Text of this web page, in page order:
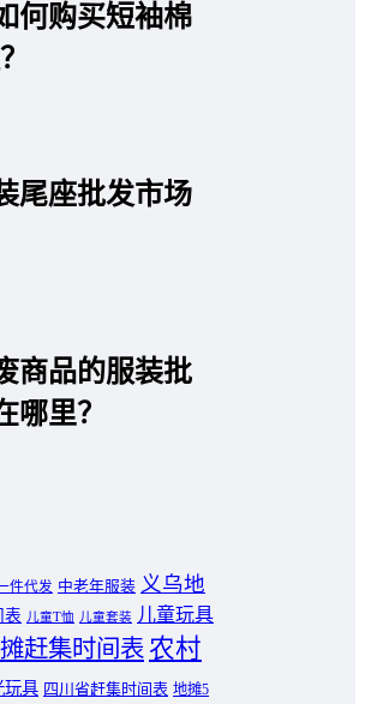
何购买短袖棉
尾座批发市场
商品的服装批
哪里？
件代发 中老年服装 义乌地
表 儿童T恤 儿童套装 儿童玩具
赶集时间表 农村
玩具 四川省赶集时间表 地摊5